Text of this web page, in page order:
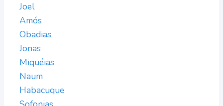
Joel
Amós
Obadias
Jonas
Miquéias
Naum
Habacuque